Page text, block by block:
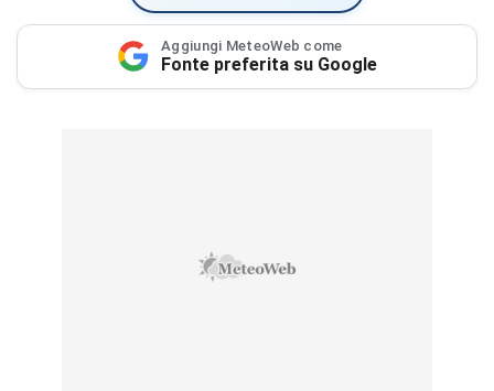
Aggiungi MeteoWeb come
Fonte preferita su Google